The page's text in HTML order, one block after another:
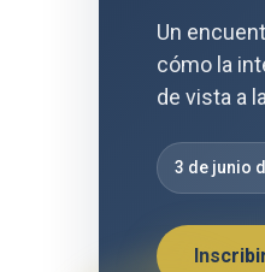
Un
cómo la
de vista a
3 de junio